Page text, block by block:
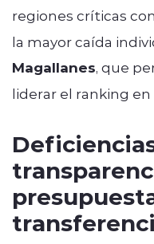
regiones críticas
la mayor caída
Magallanes, que
liderar el ranking